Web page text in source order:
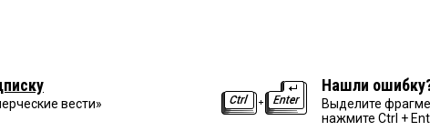
вести»
Нашли
Выделите
нажмите Ctrl +